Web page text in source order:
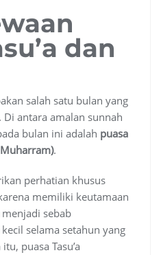
dan
salah satu bulan yang
antara amalan sunnah
bulan ini adalah puasa
.
perhatian khusus
memiliki keutamaan
sebab
selama setahun yang
puasa Tasu’a